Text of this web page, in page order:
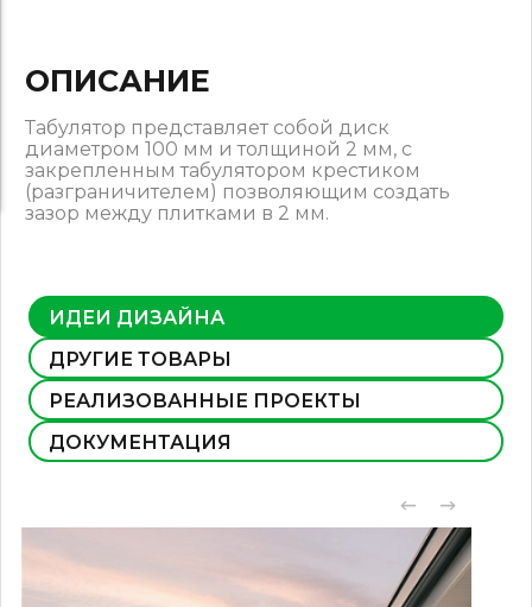
ОПИСАНИЕ
Табулятор представляет собой диск
диаметром 100 мм и толщиной 2 мм, с
закрепленным табулятором крестиком
(разграничителем) позволяющим создать
зазор между плитками в 2 мм.
ИДЕИ ДИЗАЙНА
ДРУГИЕ ТОВАРЫ
РЕАЛИЗОВАННЫЕ ПРОЕКТЫ
ДОКУМЕНТАЦИЯ